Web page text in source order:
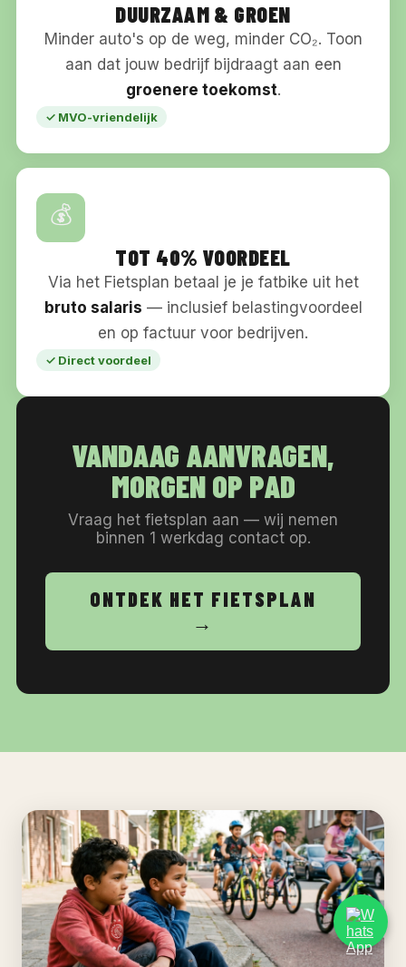
DUURZAAM & GROEN
Minder auto's op de weg, minder CO₂. Toon
aan dat jouw bedrijf bijdraagt aan een
groenere toekomst.
✓ MVO-vriendelijk
💰
TOT 40% VOORDEEL
Via het Fietsplan betaal je je fatbike uit het
bruto salaris — inclusief belastingvoordeel
en op factuur voor bedrijven.
✓ Direct voordeel
VANDAAG AANVRAGEN,
MORGEN OP PAD
Vraag het fietsplan aan — wij nemen
binnen 1 werkdag contact op.
ONTDEK HET FIETSPLAN
→